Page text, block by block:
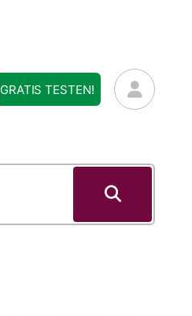
GRATIS TESTEN!